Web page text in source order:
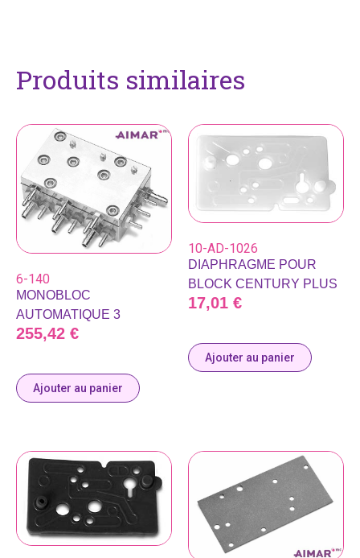
Produits similaires
6-140
MONOBLOC
AUTOMATIQUE 3
255,42 €
Ajouter au panier
10-AD-1026
DIAPHRAGME POUR
BLOCK CENTURY PLUS
17,01 €
Ajouter au panier